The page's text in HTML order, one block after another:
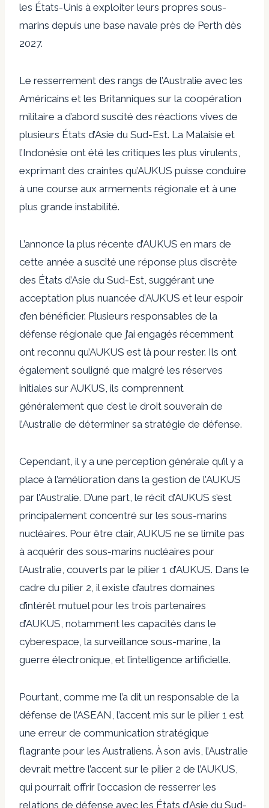
les États-Unis à exploiter leurs propres sous-
marins depuis une base navale près de Perth dès
2027.
Le resserrement des rangs de l’Australie avec les
Américains et les Britanniques sur la coopération
militaire a d’abord suscité des réactions vives de
plusieurs États d’Asie du Sud-Est. La Malaisie et
l’Indonésie ont été les critiques les plus virulents,
exprimant des craintes qu’AUKUS puisse conduire
à une course aux armements régionale et à une
plus grande instabilité.
L’annonce la plus récente d’AUKUS en mars de
cette année a suscité une réponse plus discrète
des États d’Asie du Sud-Est, suggérant une
acceptation plus nuancée d’AUKUS et leur espoir
d’en bénéficier. Plusieurs responsables de la
défense régionale que j’ai engagés récemment
ont reconnu qu’AUKUS est là pour rester. Ils ont
également souligné que malgré les réserves
initiales sur AUKUS, ils comprennent
généralement que c’est le droit souverain de
l’Australie de déterminer sa stratégie de défense.
Cependant, il y a une perception générale qu’il y a
place à l’amélioration dans la gestion de l’AUKUS
par l’Australie. D’une part, le récit d’AUKUS s’est
principalement concentré sur les sous-marins
nucléaires. Pour être clair, AUKUS ne se limite pas
à acquérir des sous-marins nucléaires pour
l’Australie, couverts par le pilier 1 d’AUKUS. Dans le
cadre du pilier 2, il existe d’autres domaines
d’intérêt mutuel pour les trois partenaires
d’AUKUS, notamment les capacités dans le
cyberespace, la surveillance sous-marine, la
guerre électronique, et l’intelligence artificielle.
Pourtant, comme me l’a dit un responsable de la
défense de l’ASEAN, l’accent mis sur le pilier 1 est
une erreur de communication stratégique
flagrante pour les Australiens. À son avis, l’Australie
devrait mettre l’accent sur le pilier 2 de l’AUKUS,
qui pourrait offrir l’occasion de resserrer les
relations de défense avec les États d’Asie du Sud-